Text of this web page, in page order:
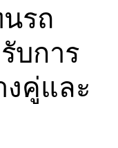
รถ
บการ
งคู่และ